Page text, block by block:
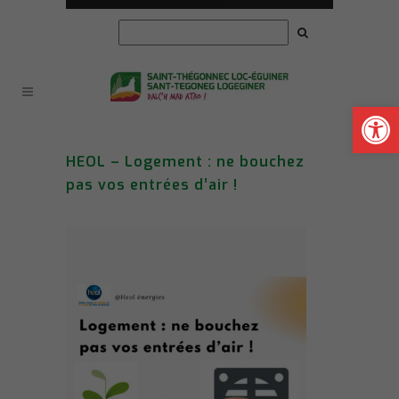
Ouvrir
HEOL – Logement : ne bouchez
pas vos entrées d’air !